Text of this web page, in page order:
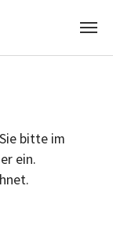
bitte im
ein.